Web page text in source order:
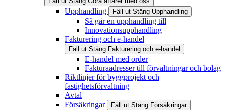
Upphandling Fäll ut Stäng Upphandling
Så går en upphandling till
Innovationsupphandling
Fakturering och e-handel
Fäll ut Stäng Fakturering och e-handel
E-handel med order
Fakturaadresser till förvaltningar och bolag
Riktlinjer för byggprojekt och
fastighetsförvaltning
Avtal
Försäkringar
Fäll ut Stäng Försäkringar